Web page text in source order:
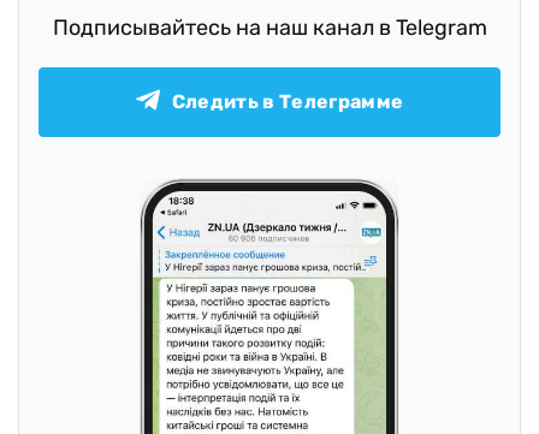
Подписывайтесь на наш канал в Telegram
Следить в Телеграмме